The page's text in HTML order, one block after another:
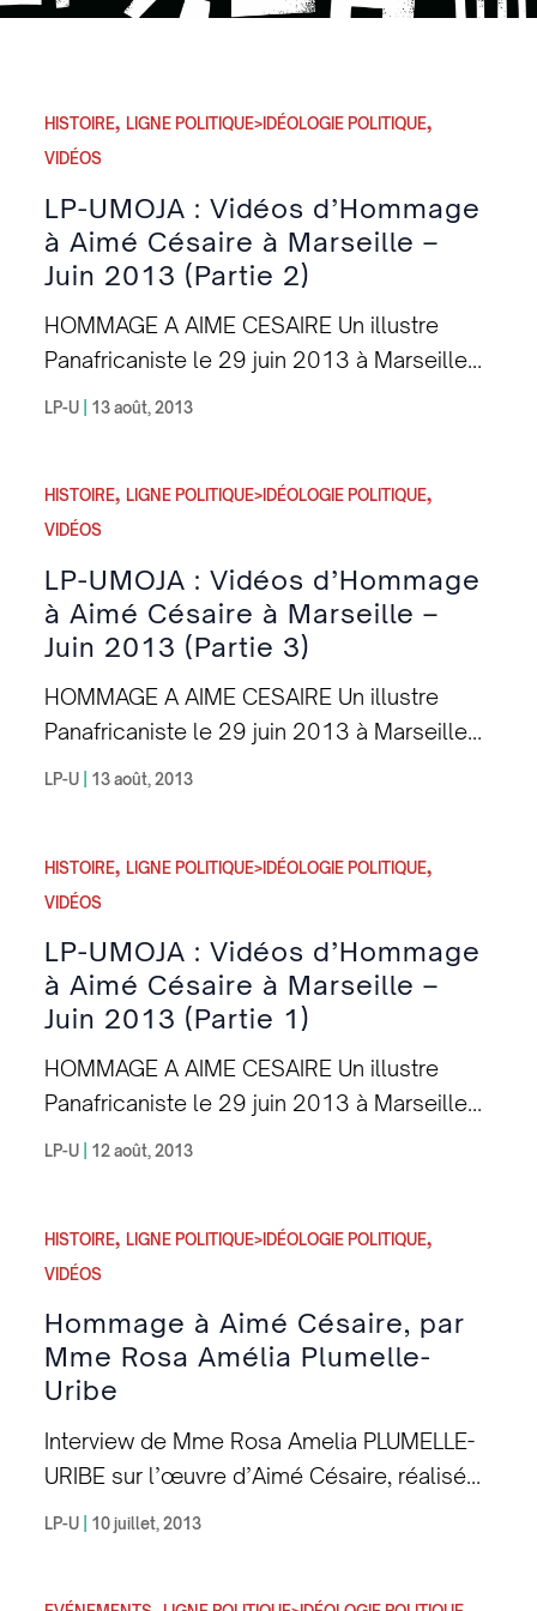
HISTOIRE, LIGNE POLITIQUE>IDÉOLOGIE POLITIQUE,
VIDÉOS
LP-UMOJA : Vidéos d’Hommage
à Aimé Césaire à Marseille –
Juin 2013 (Partie 2)
HOMMAGE A AIME CESAIRE Un illustre
Panafricaniste le 29 juin 2013 à Marseille
par la Ligue Panafricaine UMOJA Vidéo 3 :
OUEDRAOGO Membre de la LP-UMOJA –
Section France [youtube vrBRxjciwv4]
Vidéo 4 : Tour de chant & voix, de Joëlle
ESSO. Illustratrice, Conteuse et Musicienne
[youtube YyhWtyLX3B4]
LP-U 13 août, 2013
HISTOIRE, LIGNE POLITIQUE>IDÉOLOGIE POLITIQUE,
VIDÉOS
LP-UMOJA : Vidéos d’Hommage
à Aimé Césaire à Marseille –
Juin 2013 (Partie 3)
HOMMAGE A AIME CESAIRE Un illustre
Panafricaniste le 29 juin 2013 à Marseille
par la Ligue Panafricaine UMOJA Vidéo 5 :
LP-UMOJA [youtube UStPc7KW6F4] Vidéo
6 : Le Panafricanisme : de la Résistance
intellectuelle à l’Action Politique, par Ismaël
SOW, Coordonnateur de la Section France
de la LP-UMOJA [youtube lVJO4p0MBQM]
LP-U 13 août, 2013
HISTOIRE, LIGNE POLITIQUE>IDÉOLOGIE POLITIQUE,
VIDÉOS
LP-UMOJA : Vidéos d’Hommage
à Aimé Césaire à Marseille –
Juin 2013 (Partie 1)
HOMMAGE A AIME CESAIRE Un illustre
Panafricaniste le 29 juin 2013 à Marseille
par la Ligue Panafricaine UMOJA Vidéo 1 :
Général de la Section France de la LP-
UMOJA [youtube GZcmexMhR04] Vidéo 2 :
Aimé Césaire et l’Afrique par Marlette
KYSSAMA-NSONA, Chargée de la
Prospective à la LP-UMOJA [youtube
LP-U 12 août, 2013
HISTOIRE, LIGNE POLITIQUE>IDÉOLOGIE POLITIQUE,
VIDÉOS
Hommage à Aimé Césaire, par
Mme Rosa Amélia Plumelle-
Uribe
Interview de Mme Rosa Amelia PLUMELLE-
URIBE sur l’œuvre d’Aimé Césaire, réalisée
par Ismaël SOW. Rosa Amélia est auteure
LP-U 10 juillet, 2013